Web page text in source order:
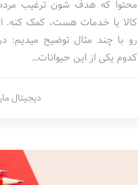
محتوا که هدف شون ترغیب
کالا یا خدمات هست، کمک کنه.
رو با چند مثال توضیح میدیم:
کدوم یکی از این حیوانات…
دیجیتال